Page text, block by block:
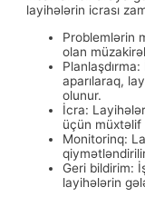
layihələrin icrası
Problemlərin
olan
aparılaraq,
olunur.
İcra:
üçün müxtəlif
Monitorinq:
Geri bildirim:
layihələrin